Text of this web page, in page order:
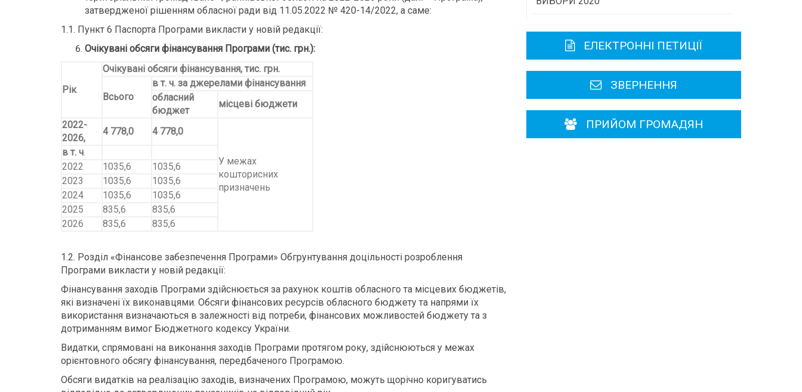
затвердженої рішенням обласної ради від 11.05.2022 № 420-14/2022, а саме:
1.1. Пункт 6 Паспорта Програми викласти у новій редакції:
Очікувані обсяги фінансування Програми (тис. грн.):
Рік
Очікувані обсяги фінансування, тис. грн.
Всього
в т. ч. за джерелами фінансування
обласний
бюджет
місцеві бюджети
2022-
2026,
4 778,0 4 778,0
У межах
кошторисних
призначень
в т. ч.
2022
1035,6
1035,6
2023
1035,6
1035,6
2024
1035,6
1035,6
2025
835,6
835,6
2026
835,6 835,6
1.2. Розділ «Фінансове забезпечення Програми» Обгрунтування доцільності розроблення
Програми викласти у новій редакції:
Фінансування заходів Програми здійснюється за рахунок коштів обласного та місцевих бюджетів,
які визначені їх виконавцями. Обсяги фінансових ресурсів обласного бюджету та напрями їх
використання визначаються в залежності від потреби, фінансових можливостей бюджету та з
дотриманням вимог Бюджетного кодексу України.
Видатки, спрямовані на виконання заходів Програми протягом року, здійснюються у межах
орієнтовного обсягу фінансування, передбаченого Програмою.
Обсяги видатків на реалізацію заходів, визначених Програмою, можуть щорічно коригуватись
Історична довідка
Карта області
Районні, міські ради
ЕЛЕКТРОННІ ПЕТИЦІЇ
ЗВЕРНЕННЯ
ПРИЙОМ ГРОМАДЯН